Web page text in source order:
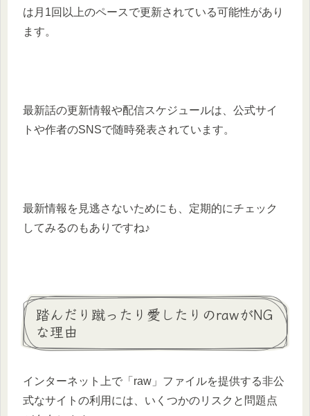
は月1回以上のペースで更新されている可能性があり
ます。 ​
最新話の更新情報や配信スケジュールは、公式サイ
トや作者のSNSで随時発表されています。​
最新情報を見逃さないためにも、定期的にチェック
してみるのもありですね♪
踏んだり蹴ったり愛したりのrawがNG
な理由
インターネット上で「raw」ファイルを提供する非公
式なサイトの利用には、いくつかのリスクと問題点